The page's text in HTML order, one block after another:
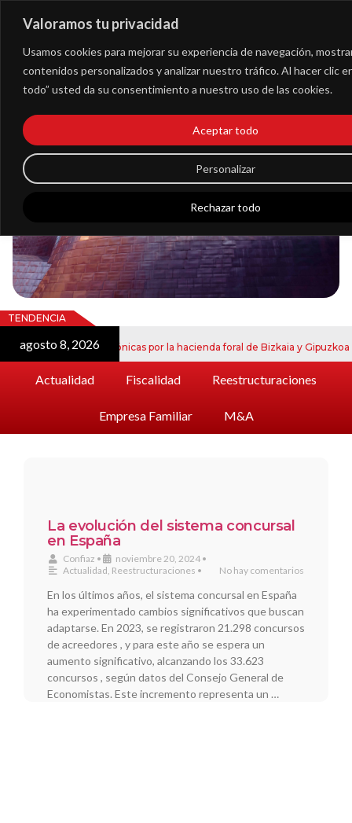
Valoramos tu privacidad
Usamos cookies para mejorar su experiencia de navegación,
contenidos personalizados y analizar nuestro tráfico. Al hacer clic
todo” usted da su consentimiento a nuestro uso de las cookies.
Personalizar
Rechazar todo
Aceptar todo
Blog
Noticias
TENDENCIA
agosto 8, 2026electrónicas por la hacienda foral de Bizkaia y Gipuzkoa
Actualidad Fiscalidad Reestructuraciones
Empresa Familiar M&A
La evolución del sistema concursal
en España
Confiaz • noviembre 20, 2024 •
Actualidad, Reestructuraciones • No hay comentarios
En los últimos años, el sistema concursal en España
ha experimentado cambios significativos que buscan
adaptarse. En 2023, se registraron 21.298 concursos
de acreedores , y para este año se espera un
aumento significativo, alcanzando los 33.623
concursos , según datos del Consejo General de
Economistas. Este incremento representa un …